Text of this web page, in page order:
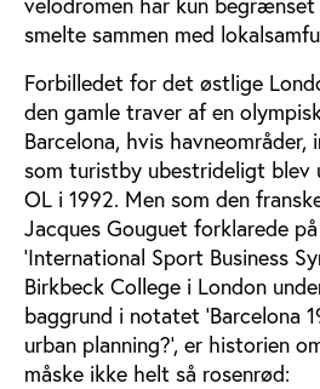
smelte sammen med
Forbilledet for det østlige
den gamle traver af en
Barcelona, hvis
som turistby ubestrideligt blev
OL i 1992. Men som den
Jacques Gouguet forklarede
’International Sport Business
Birkbeck College i London
baggrund i notatet ’Barcelona
urban planning?’, er historien
måske ikke helt så rosenrød: